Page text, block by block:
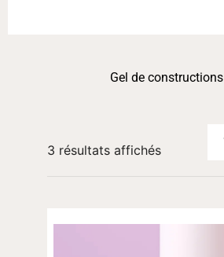
Gel de constructions
3 résultats affichés